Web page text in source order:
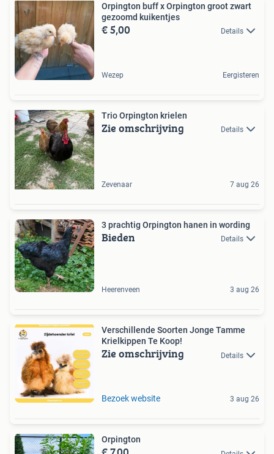
Orpington buff x Orpington groot zwart
gezoomd kuikentjes
€ 5,00 Details
Wezep Eergisteren
Trio Orpington krielen
Zie omschrijving Details
Zevenaar 7 aug 26
3 prachtig Orpington hanen in wording
Bieden Details
Heerenveen 3 aug 26
Verschillende Soorten Jonge Tamme
Krielkippen Te Koop!
Zie omschrijving Details
Bezoek website 3 aug 26
Orpington